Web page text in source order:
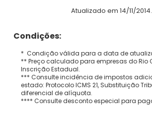
Atualizado em 14/11/2014.
Condições:
* Condição válida para a data de
** Preço calculado para empresas do Rio
Inscrição Estadual.
*** Consulte incidência de impostos
estado: Protocolo ICMS 21, Substituição
diferencial de alíquota.
**** Consulte desconto especial para